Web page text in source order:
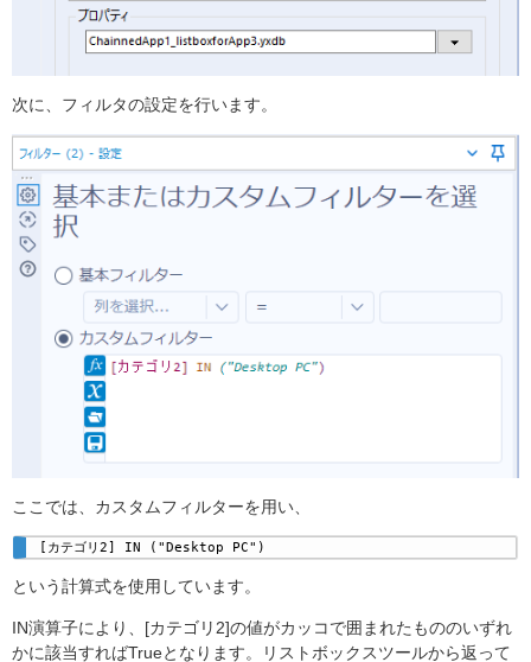
次に、フィルタの設定を行います。
ここでは、カスタムフィルターを用い、
[カテゴリ2] IN ("Desktop PC")
という計算式を使用しています。
IN演算子により、[カテゴリ2]の値がカッコで囲まれたもののいずれ
かに該当すればTrueとなります。リストボックスツールから返って